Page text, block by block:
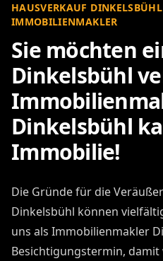
HAUSVERKAUF
IMMOBILIENMAKLER
Sie möchten
Dinkelsbühl
Dinkelsbühl
Immobilie!
Die Gründe für die
Dinkelsbühl können
uns als Immobilienmakler
Besichtigungstermin,